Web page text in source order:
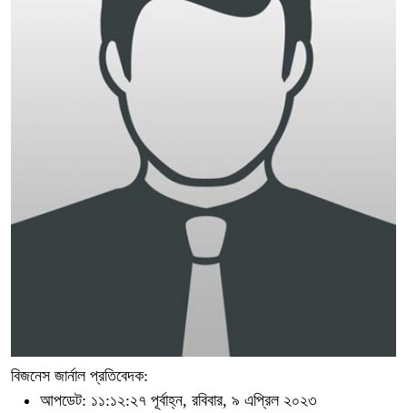
বিজনেস জার্নাল প্রতিবেদক:
আপডেট: ১১:১২:২৭ পূর্বাহ্ন, রবিবার, ৯ এপ্রিল ২০২৩